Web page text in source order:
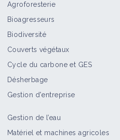
Agroforesterie
Bioagresseurs
Biodiversité
Couverts végétaux
Cycle du carbone et GES
Désherbage
Gestion d'entreprise
Gestion de l’eau
Matériel et machines agricoles